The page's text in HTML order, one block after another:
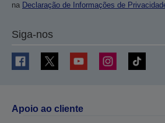
na Declaração de Informações de
Siga-nos
Apoio ao cliente